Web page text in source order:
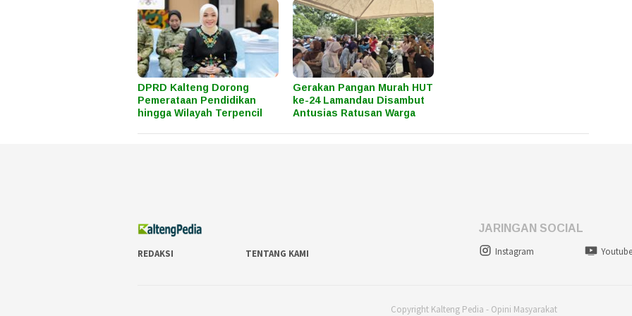
DPRD Kalteng Dorong
Pemerataan Pendidikan
hingga Wilayah Terpencil
Gerakan Pangan Murah HUT
ke-24 Lamandau Disambut
Antusias Ratusan Warga
REDAKSI TENTANG KAMI
JARINGAN SOCIAL
Instagram
Copyright Kalteng Pedia - Opini Masyarakat